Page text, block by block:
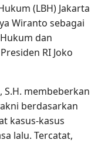
(LBH) Jakarta
Wiranto sebagai
dan
RI Joko
S.H. membeberkan
berdasarkan
kasus-kasus
lalu. Tercatat,